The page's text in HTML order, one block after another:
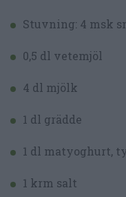
Stuvning: 4 msk
0,5 dl vetemjöl
4 dl mjölk
1 dl grädde
1 dl matyoghurt,
1 krm salt